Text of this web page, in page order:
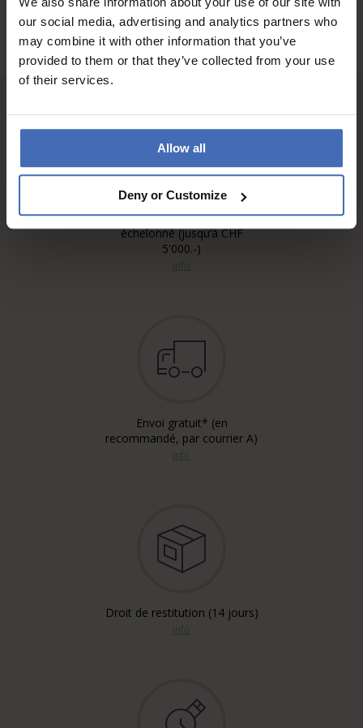
our social media, advertising and analytics partners who
may combine it with other information that you’ve
provided to them or that they’ve collected from your use
of their services.
Allow all
Deny or Customize
Sur facture et paiement
échelonné (jusqu’à CHF
5'000.-)
Envoi gratuit* (en
recommandé, par courrier A)
Droit de restitution (14 jours)